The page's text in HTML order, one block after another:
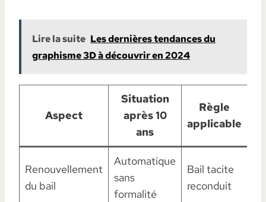
Lire la suite Les dernières tendances du
graphisme 3D à découvrir en 2024
Aspect
Situation
après 10
ans
Règle
applicable
Renouvellement
du bail
Automatique
sans
formalité
Bail tacite
reconduit